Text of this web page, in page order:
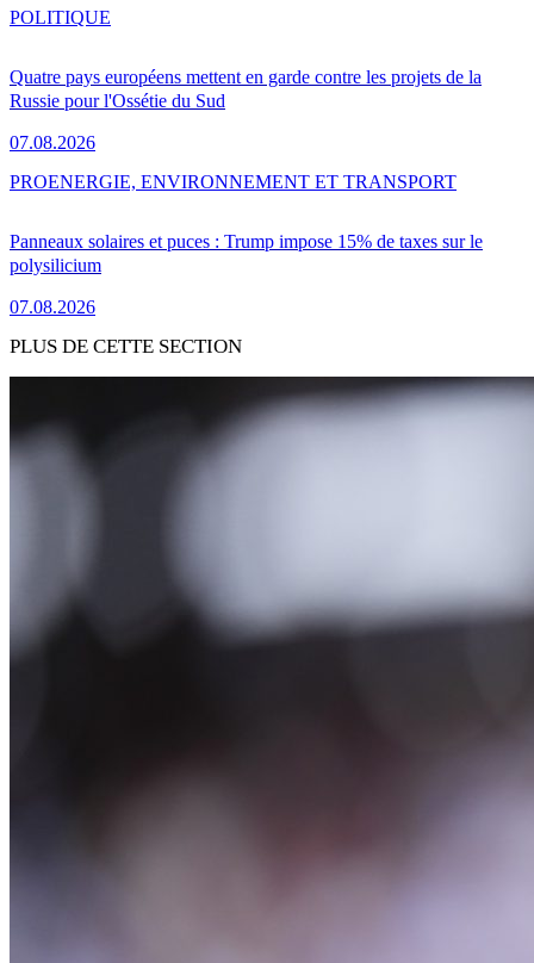
Quatre pays européens mettent en garde contre les projets de la
Russie pour l'Ossétie du Sud
07.08.2026
POLITIQUE
Panneaux solaires et puces : Trump impose 15% de taxes sur le
polysilicium
07.08.2026
PROENERGIE, ENVIRONNEMENT ET TRANSPORT
PLUS DE CETTE SECTION